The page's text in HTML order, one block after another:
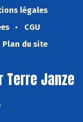
légales
CGU
Plan du site
Terre Janze